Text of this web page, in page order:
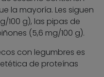
la mayoría. Les siguen
100 g), las pipas de
(5,6 mg/100 g).
con legumbres es
de proteínas